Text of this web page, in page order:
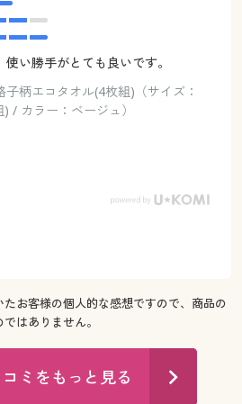
い勝手がとても良いです。
子柄エコタオル(4枚組)（サイズ：
/ カラー：ベージュ）
お客様の個人的な感想ですので、商品の
はありません。
ミをもっと見る